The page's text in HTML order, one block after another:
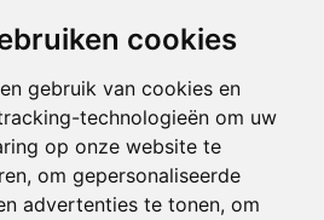
cookies
gebruik van cookies en
technologieën om uw
op onze website te
om gepersonaliseerde
advertenties te tonen, om
Bruin
Klein (tot 60 cm)